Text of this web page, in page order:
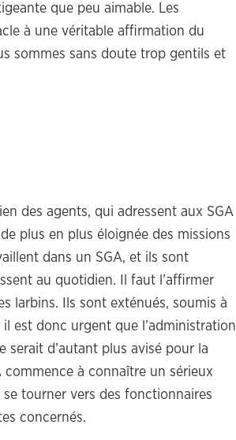
que peu aimable. Les
à une véritable affirmation du
sommes sans doute trop gentils et
des agents, qui adressent aux SGA
plus en plus éloignée des missions
dans un SGA, et ils sont
au quotidien. Il faut l’affirmer
larbins. Ils sont exténués, soumis à
est donc urgent que l’administration
serait d’autant plus avisé pour la
à connaître un sérieux
tourner vers des fonctionnaires
concernés.